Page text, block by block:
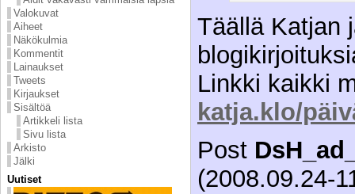
Valokuvat
Aiheet
Näkökulmia
Kommentit
Lainaukset
Tweets
Kirjaukset
Sisältöä
Artikkeli lista
Sivu lista
Arkisto
Jälki
Uutiset
Täällä Katjan
Linkki kaikki
katja.klo/
Post
(2008.09.24-